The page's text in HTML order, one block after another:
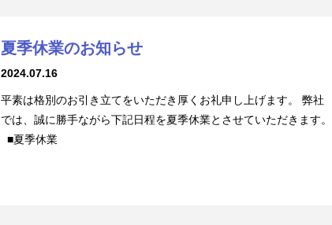
夏季休業のお知らせ
2024.07.16
平素は格別のお引き立てをいただき厚くお礼申し上げます。 弊社
では、誠に勝手ながら下記日程を夏季休業とさせていただきます。
■夏季休業